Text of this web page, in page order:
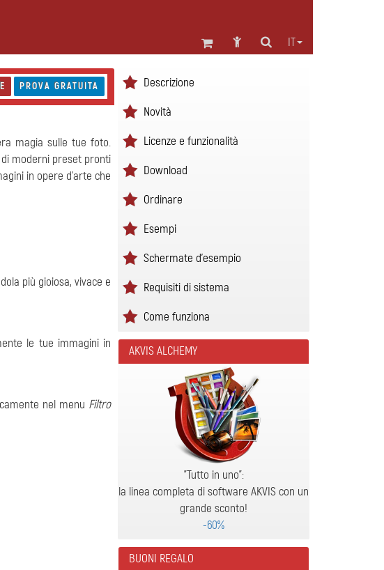
IT
PROVA GRATUITA
magia sulle tue foto.
moderni preset pronti
in opere d'arte che
più gioiosa, vivace e
le tue immagini in
nel menu Filtro
Descrizione
Novità
Licenze e funzionalità
Download
Ordinare
Esempi
Schermate d'esempio
Requisiti di sistema
Come funziona
AKVIS ALCHEMY
"Tutto in uno":
la linea completa di software AKVIS con un
grande sconto!
-60%
BUONI REGALO